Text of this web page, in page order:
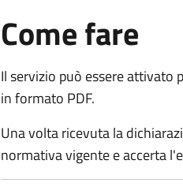
Come fare
Il servizio può essere
in formato PDF.
Una volta ricevuta la
normativa vigente e accerta